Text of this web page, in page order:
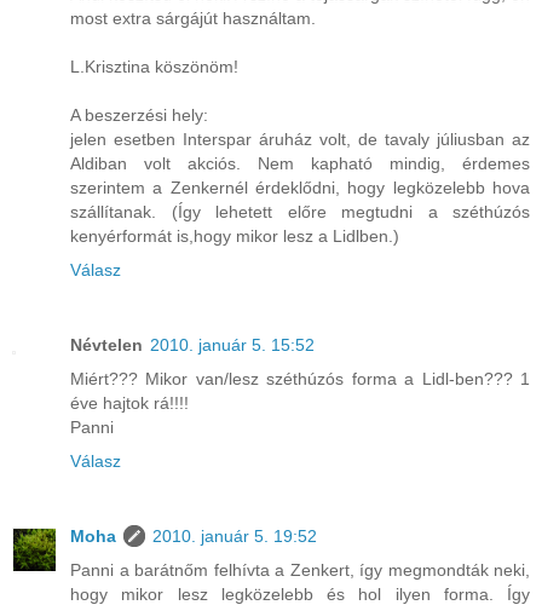
most extra sárgájút használtam.
L.Krisztina köszönöm!
A beszerzési hely:
jelen esetben Interspar áruház volt, de tavaly júliusban az
Aldiban volt akciós. Nem kapható mindig, érdemes
szerintem a Zenkernél érdeklődni, hogy legközelebb hova
szállítanak. (Így lehetett előre megtudni a széthúzós
kenyérformát is,hogy mikor lesz a Lidlben.)
Válasz
Névtelen 2010. január 5. 15:52
Miért??? Mikor van/lesz széthúzós forma a Lidl-ben??? 1
éve hajtok rá!!!!
Panni
Válasz
Moha
2010. január 5. 19:52
Panni a barátnőm felhívta a Zenkert, így megmondták neki,
hogy mikor lesz legközelebb és hol ilyen forma. Így